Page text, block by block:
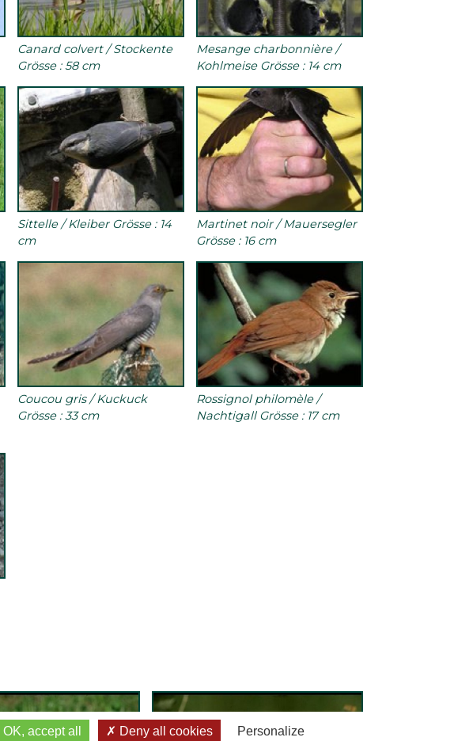
Canard colvert / Stockente
Grösse : 58 cm
Mesange charbonnière /
Kohlmeise Grösse : 14 cm
Sittelle / Kleiber Grösse : 14
cm
Martinet noir / Mauersegler
Grösse : 16 cm
Coucou gris / Kuckuck
Grösse : 33 cm
Rossignol philomèle /
Nachtigall Grösse : 17 cm
OK, accept all Deny all cookies Personalize